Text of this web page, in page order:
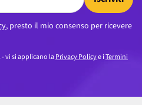
, presto il mio consenso per ricevere
vi si applicano laPrivacy Policye iTermini